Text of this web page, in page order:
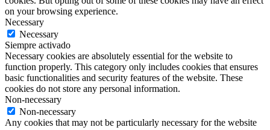
on your browsing experience.
Necessary
Necessary
Siempre activado
Necessary cookies are absolutely essential for the website to
function properly. This category only includes cookies that ensures
basic functionalities and security features of the website. These
cookies do not store any personal information.
Non-necessary
Non-necessary
Any cookies that may not be particularly necessary for the website